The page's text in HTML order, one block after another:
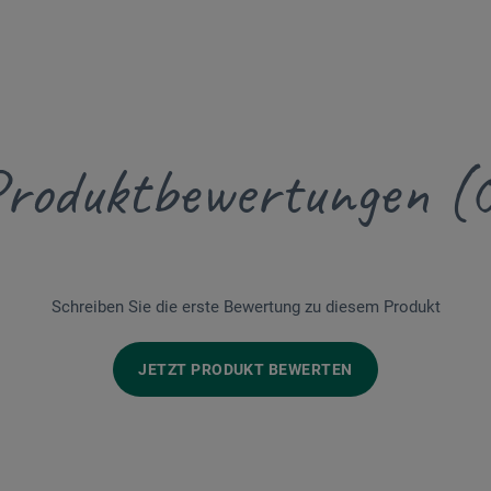
Schreiben Sie die erste Bewertung zu diesem Produkt
JETZT PRODUKT BEWERTEN